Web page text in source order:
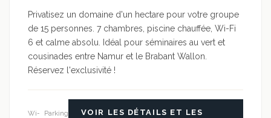
Privatisez un domaine d'un hectare pour votre groupe
de 15 personnes. 7 chambres, piscine chauffée, Wi-Fi
6 et calme absolu. Idéal pour séminaires au vert et
cousinades entre Namur et le Brabant Wallon.
Réservez l'exclusivité !
Wi-
Parking
VOIR LES DÉTAILS ET LES